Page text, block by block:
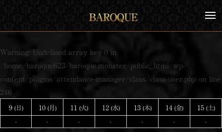
テ
キ
ッ
プ
メ
Warning: Undefined array key 0 in
/home/baroque623/baroque.monster/public_html/wp-
content/plugins/attendance-manager/class/class-user.php on line
246
9 (日) 10 (月) 11 (火) 12 (水) 13 (木) 14 (金) 15 (土)
- - - - - - -